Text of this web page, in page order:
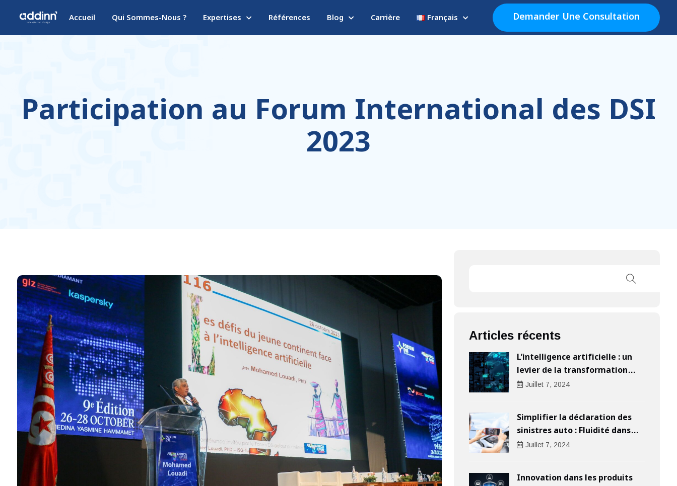
Accueil Qui Sommes-Nous ? Expertises Références Blog Carrière Français Demander Une Consultation
Participation au Forum International des DSI
2023
Articles récents
L’intelligence artificielle : un
levier de la transformation
digitale pour les entreprises
Juillet 7, 2024
Simplifier la déclaration des
sinistres auto : Fluidité dans
l’indemnisation
Juillet 7, 2024
Innovation dans les produits